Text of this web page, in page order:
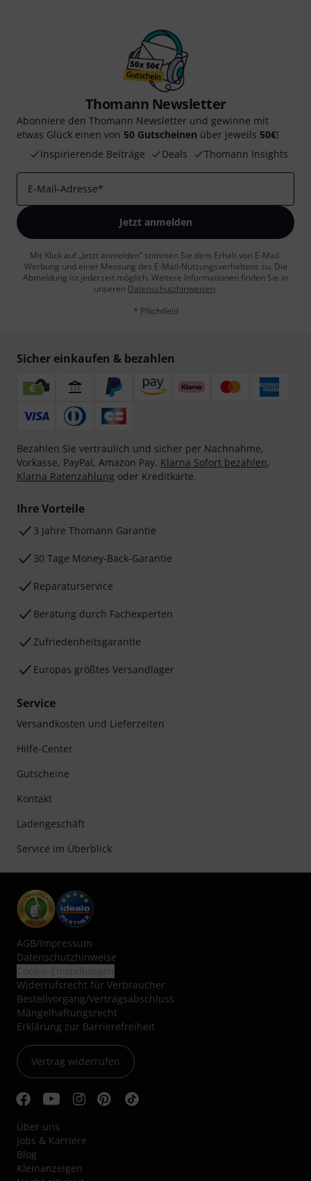
Thomann Newsletter
Abonniere den Thomann Newsletter und gewinne mit
etwas Glück einen von 50 Gutscheinen über jeweils 50€!
Inspirierende Beiträge
Deals Thomann Insights
E-Mail-Adresse*
Jetzt anmelden
Mit Klick auf „Jetzt anmelden“ stimmen Sie dem Erhalt von E-Mail-
Werbung und einer Messung des E-Mail-Nutzungsverhaltens zu. Die
Abmeldung ist jederzeit möglich. Weitere Informationen finden Sie in
unseren Datenschutzhinweisen.
* Pflichtfeld
Sicher einkaufen & bezahlen
Bezahlen Sie vertraulich und sicher per Nachnahme,
Vorkasse, PayPal, Amazon Pay, Klarna Sofort bezahlen,
Klarna Ratenzahlung oder Kreditkarte.
Ihre Vorteile
3 Jahre Thomann Garantie
30 Tage Money-Back-Garantie
Reparaturservice
Beratung durch Fachexperten
Zufriedenheitsgarantie
Europas größtes Versandlager
Service
Versandkosten und Lieferzeiten
Hilfe-Center
Gutscheine
Kontakt
Ladengeschäft
Service im Überblick
AGB/Impressum
Datenschutzhinweise
Widerrufsrecht für Verbraucher
Bestellvorgang/Vertragsabschluss
Mängelhaftungsrecht
Erklärung zur Barrierefreiheit
Vertrag widerrufen
Über uns
Jobs & Karriere
Blog
Kleinanzeigen